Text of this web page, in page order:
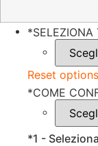
*SELEZIONA
Reset options
*COME
*1 -